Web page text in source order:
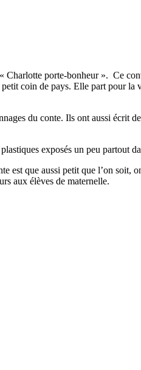
porte-bonheur ». Ce
coin de pays. Elle part pour la
du conte. Ils ont aussi écrit
exposés un peu partout
est que aussi petit que l’on soit,
aux élèves de maternelle.